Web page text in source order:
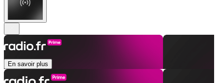
En savoir plus